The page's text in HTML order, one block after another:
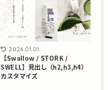
2024.01.01
【Swallow / STORK /
SWELL】見出し（h2,h3,h4）
カスタマイズ